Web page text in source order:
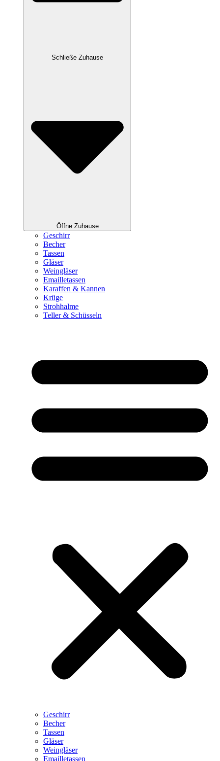
Schließe Zuhause
Öffne Zuhause
Geschirr
Becher
Tassen
Gläser
Weingläser
Emailletassen
Karaffen & Kannen
Krüge
Strohhalme
Teller & Schüsseln
Geschirr
Becher
Tassen
Gläser
Weingläser
Emailletassen